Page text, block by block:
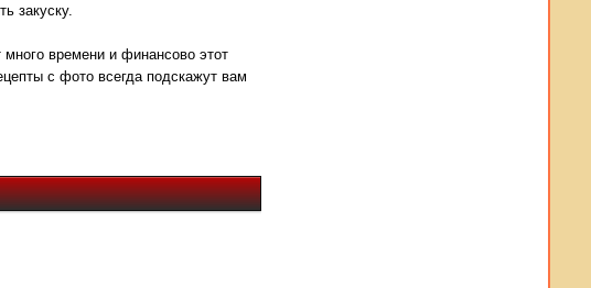
закуску.
времени и финансово этот
с фото всегда подскажут вам